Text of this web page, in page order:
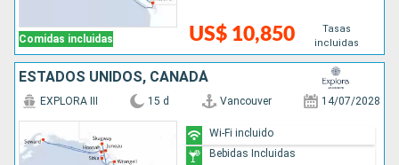
Comidas incluidas US$ 10,850
Tasas
incluidas
ESTADOS UNIDOS, CANADÁ
EXPLORA III 15 d Vancouver 14/07/2028
Wi-Fi incluido
Bebidas Incluidas